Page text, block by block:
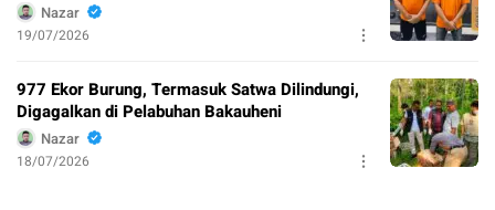
Nazar
19/07/2026
977 Ekor Burung, Termasuk Satwa Dilindungi,
Digagalkan di Pelabuhan Bakauheni
Nazar
18/07/2026